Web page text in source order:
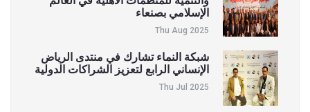
الإسلامي بصنعاء
Thu Aug 2025
شبكة النماء تشارك في منتدى الرياض
الإنساني الرابع لتعزيز الشراكات الدولية
Thu Jul 2025